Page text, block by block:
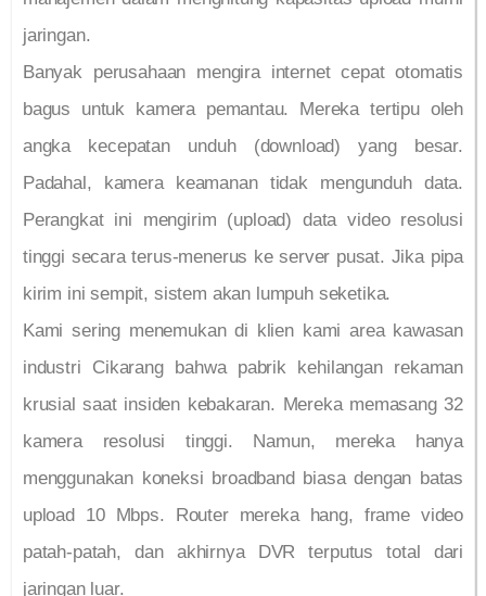
jaringan.
Banyak perusahaan mengira internet cepat otomatis
bagus untuk kamera pemantau. Mereka tertipu oleh
angka kecepatan unduh (download) yang besar.
Padahal, kamera keamanan tidak mengunduh data.
Perangkat ini mengirim (upload) data video resolusi
tinggi secara terus-menerus ke server pusat. Jika pipa
kirim ini sempit, sistem akan lumpuh seketika.
Kami sering menemukan di klien kami area kawasan
industri Cikarang bahwa pabrik kehilangan rekaman
krusial saat insiden kebakaran. Mereka memasang 32
kamera resolusi tinggi. Namun, mereka hanya
menggunakan koneksi broadband biasa dengan batas
upload 10 Mbps. Router mereka hang, frame video
patah-patah, dan akhirnya DVR terputus total dari
jaringan luar.